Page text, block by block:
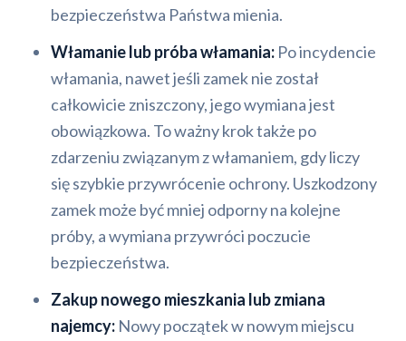
bezpieczeństwa Państwa mienia.
Włamanie lub próba włamania: Po incydencie
włamania, nawet jeśli zamek nie został
całkowicie zniszczony, jego wymiana jest
obowiązkowa. To ważny krok także po
zdarzeniu związanym z włamaniem, gdy liczy
się szybkie przywrócenie ochrony. Uszkodzony
zamek może być mniej odporny na kolejne
próby, a wymiana przywróci poczucie
bezpieczeństwa.
Zakup nowego mieszkania lub zmiana
najemcy: Nowy początek w nowym miejscu